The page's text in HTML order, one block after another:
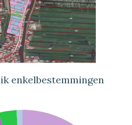
enkelbestemmingen